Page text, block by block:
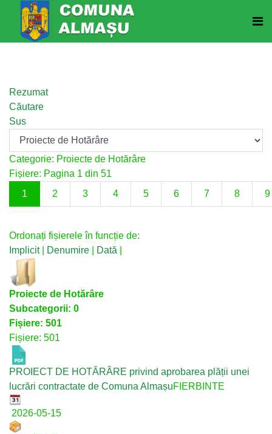
Rezumat
Căutare
Sus
Categorie: Proiecte de Hotărâre
Fișiere: Pagina 1 din 51
1
2 3 4 5 6 7 8 9
Ordonați fișierele în funcție de:
Implicit| Denumire Dată
Proiecte de Hotărâre
Subcategorii: 0
Fișiere: 501
Fișiere: 501
PROIECT DE HOTĂRÂRE privind aprobarea plății unei
lucrări contractate de Comuna AlmașuFIERBINTE
2026-05-15